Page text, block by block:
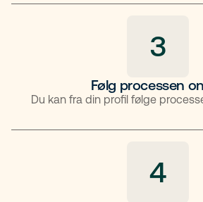
3
Følg processen
Du kan fra din profil følge
4